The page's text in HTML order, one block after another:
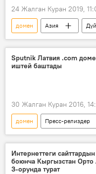
24 Жалган Куран 2019,
домен Азия
Жаңылыктар
Коом
сайт
Sputnik Латвия .com
иштей баштады
30 Жалган Куран 2016,
домен Пресс-релиздер
Коом
Жаңылыктар
Интернеттеги сайттардын
боюнча Кыргызстан Орто
3-орунда турат